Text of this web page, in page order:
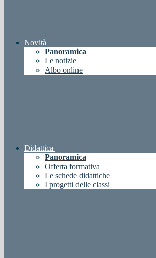
Novità
Panoramica
Le notizie
Albo online
Didattica
Panoramica
Offerta formativa
Le schede didattiche
I progetti delle classi